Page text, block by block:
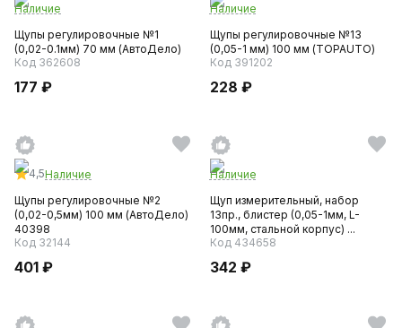
Наличие
Щупы регулировочные №1
(0,02-0.1мм) 70 мм (АвтоДело)
Код 362608
177 ₽
Наличие
Щупы регулировочные №13
(0,05-1 мм) 100 мм (TOPAUTO)
Код 391202
228 ₽
4,5Наличие
Щупы регулировочные №2
(0,02-0,5мм) 100 мм (АвтоДело)
40398
Код 32144
401 ₽
Наличие
Щуп измерительный, набор
13пр., блистер (0,05-1мм, L-
100мм, стальной корпус) ...
Код 434658
342 ₽